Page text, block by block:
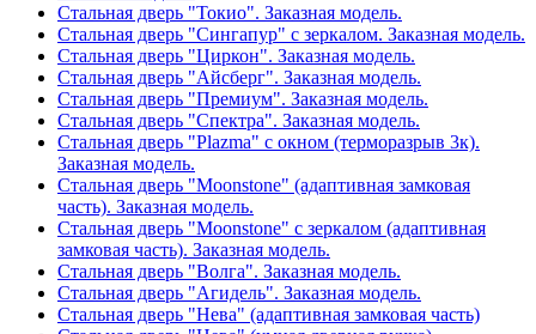
Стальная дверь "Токио". Заказная модель.
Стальная дверь "Сингапур" с зеркалом. Заказная модель.
Стальная дверь "Циркон". Заказная модель.
Стальная дверь "Айсберг". Заказная модель.
Стальная дверь "Премиум". Заказная модель.
Стальная дверь "Спектра". Заказная модель.
Стальная дверь "Plazma" с окном (терморазрыв 3к).
Заказная модель.
Стальная дверь "Moonstone" (адаптивная замковая
часть). Заказная модель.
Стальная дверь "Moonstone" с зеркалом (адаптивная
замковая часть). Заказная модель.
Стальная дверь "Волга". Заказная модель.
Стальная дверь "Агидель". Заказная модель.
Стальная дверь "Нева" (адаптивная замковая часть)